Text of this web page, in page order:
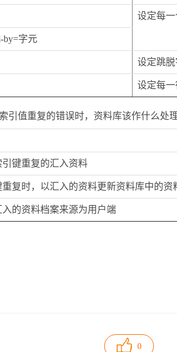
设定每
by=字元
设定跳
设定每
引值重复的错误时，资料库该作什么处理
引键重复的汇入资料
重复时，以汇入的资料更新资料库中的资
入的资料档案来源为用户端
0